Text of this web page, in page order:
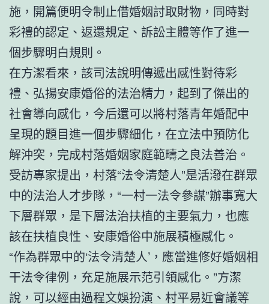
施，開篇便明令制止借婚姻討取財物，同時對
彩禮的認定、返還規定、訴訟主體等作了進一
個步驟明白規則。
在方潔看來，該司法說明傳遞出感性對待彩
禮、弘揚安康婚俗的法治精力，起到了傑出的
社會導向感化，今后還可以將村落青年婚配中
呈現的題目進一個步驟細化，在立法中預防化
解沖突，完成村落婚姻家庭範疇之良法善治。
受訪專家提出，村落“法令清楚人”是活潑在群眾
中的法治人才步隊，“一村一法令參謀”辦事寬大
下層群眾，是下層法治扶植的主要氣力，也應
該在扶植良性、安康婚俗中施展積極感化。
“作為群眾中的‘法令清楚人’，應當進修好婚姻相
干法令律例，充足施展示范引領感化。”方潔
說，可以經由過程文娛扮演、村平易近會議等